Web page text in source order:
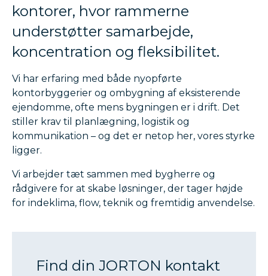
kontorer, hvor rammerne
understøtter samarbejde,
koncentration og fleksibilitet.
Vi har erfaring med både nyopførte
kontorbyggerier og ombygning af eksisterende
ejendomme, ofte mens bygningen er i drift. Det
stiller krav til planlægning, logistik og
kommunikation – og det er netop her, vores styrke
ligger.
Vi arbejder tæt sammen med bygherre og
rådgivere for at skabe løsninger, der tager højde
for indeklima, flow, teknik og fremtidig anvendelse.
Find din JORTON kontakt